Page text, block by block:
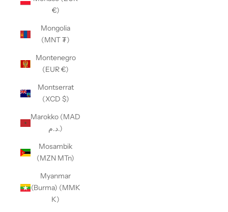
€)
Mongolia
(MNT ₮)
Montenegro
(EUR €)
Montserrat
(XCD $)
Marokko (MAD
د.م.)
Mosambik
(MZN MTn)
Myanmar
(Burma) (MMK
K)